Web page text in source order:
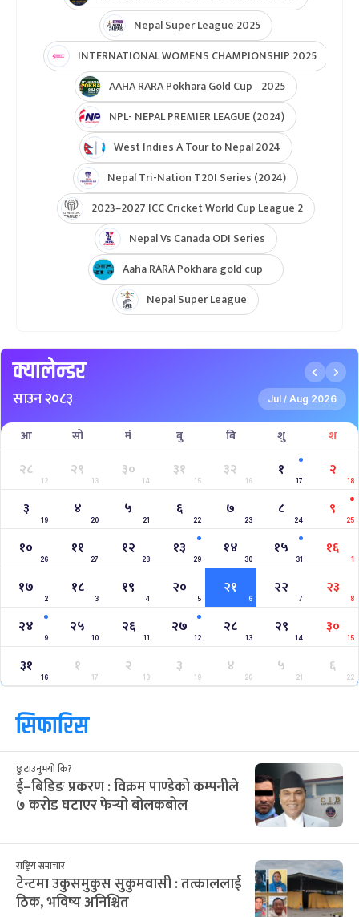
Nepal Super League 2025
INTERNATIONAL WOMENS CHAMPIONSHIP 2025
AAHA RARA Pokhara Gold Cup 2025
NPL- NEPAL PREMIER LEAGUE (2024)
West Indies A Tour to Nepal 2024
Nepal Tri-Nation T20I Series (2024)
2023–2027 ICC Cricket World Cup League 2
Nepal Vs Canada ODI Series
Aaha RARA Pokhara gold cup
Nepal Super League
क्यालेन्डर
साउन २०८३ Jul / Aug 2026
आ सो मं बु बि शु श
२८
12
२९
13
३०
14
३१
15
३२
16
१
17
२
18
३
19
४
20
५
21
६
22
७
23
८
24
९
25
१०
26
११
27
१२
28
१३
29
१४
30
१५
31
१६
1
१७
2
१८
3
१९
4
२०
5
२१
6
२२
7
२३
8
२४
9
२५
10
२६
11
२७
12
२८
13
२९
14
३०
15
३१
16
१
17
२
18
३
19
४
20
५
21
६
22
सिफारिस
छुटाउनुभयो कि?
ई–बिडिङ प्रकरण : विक्रम पाण्डेको कम्पनीले
७ करोड घटाएर फेर्‍यो बोलकबोल
राष्ट्रिय समाचार
टेन्टमा उकुसमुकुस सुकुमवासी : तत्काललाई
ठिक, भविष्य अनिश्चित